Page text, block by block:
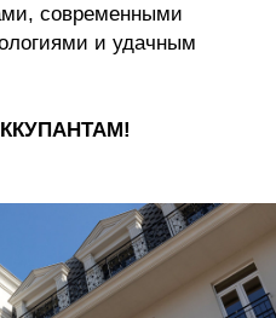
современными
и удачным